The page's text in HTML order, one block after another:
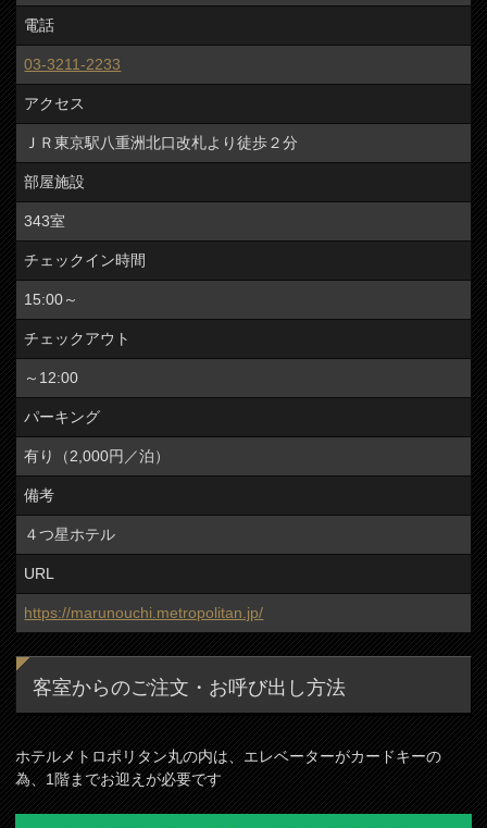
電話
03-3211-2233
アクセス
ＪＲ東京駅八重洲北口改札より徒歩２分
部屋施設
343室
チェックイン時間
15:00～
チェックアウト
～12:00
パーキング
有り（2,000円／泊）
備考
４つ星ホテル
URL
https://marunouchi.metropolitan.jp/
客室からのご注文・お呼び出し方法
ホテルメトロポリタン丸の内は、エレベーターがカードキーの
為、1階までお迎えが必要です